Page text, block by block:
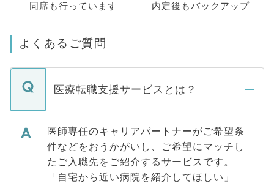
同席も行っています
内定後もバックアップ
よくあるご質問
医療転職支援サービスとは？
医師専任のキャリアパートナーがご希望条
件などをおうかがいし、ご希望にマッチし
たご入職先をご紹介するサービスです。
「自宅から近い病院を紹介してほしい」